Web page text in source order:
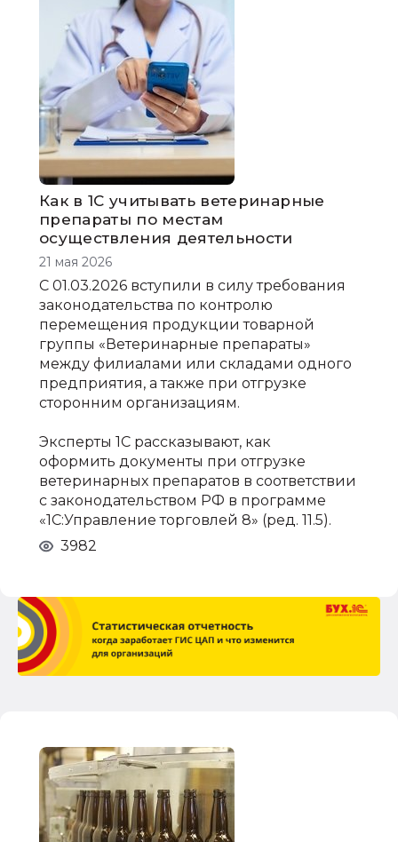
Как в 1С учитывать ветеринарные
препараты по местам
осуществления деятельности
21 мая 2026
С 01.03.2026 вступили в силу требования
законодательства по контролю
перемещения продукции товарной
группы «Ветеринарные препараты»
между филиалами или складами одного
предприятия, а также при отгрузке
сторонним организациям.
Эксперты 1С рассказывают, как
оформить документы при отгрузке
ветеринарных препаратов в соответствии
с законодательством РФ в программе
«1С:Управление торговлей 8» (ред. 11.5).
3982